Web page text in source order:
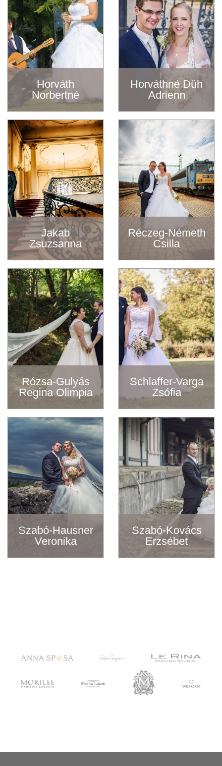
Horváth
Norbertné
Horváthné Düh
Adrienn
Jakab
Zsuzsanna
Réczeg-Németh
Csilla
Rózsa-Gulyás
Regina Olimpia
Schlaffer-Varga
Zsófia
Szabó-Hausner
Veronika
Szabó-Kovács
Erzsébet